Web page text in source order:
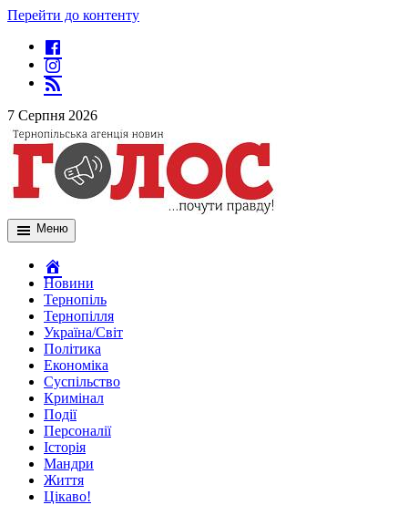
Перейти до контенту
7 Серпня 2026
Меню
Новини
Тернопіль
Тернопілля
Україна/Світ
Політика
Економіка
Суспільство
Кримінал
Події
Персоналії
Історія
Мандри
Життя
Цікаво!